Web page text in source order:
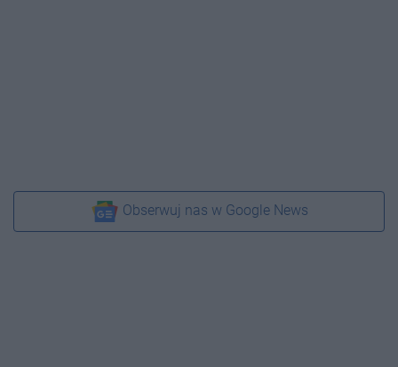
Obserwuj nas w Google News